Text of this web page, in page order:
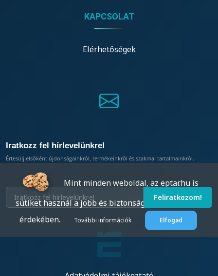
KAPCSOLAT
Elérhetőségek
Iratkozz fel hírlevelünkre!
Értesülj elsőként újdonságainkról, termékeinkről és szakmai tartalmainkról.
Mint minden weboldal, az eptar.hu is
sütiket használ a jobb és biztonságosabb működés
érdekében.
További információk Elfogad